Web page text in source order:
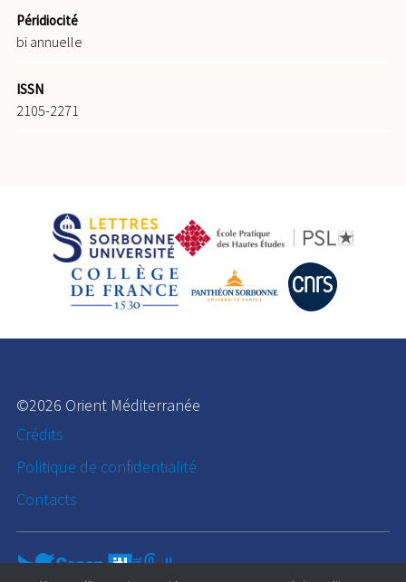
Péridiocité
bi annuelle
ISSN
2105-2271
©2026 Orient Méditerranée
Crédits
Politique de confidentialité
Contacts